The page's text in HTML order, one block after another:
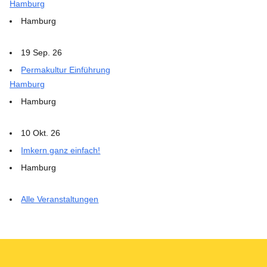
Hamburg
Hamburg
19 Sep. 26
Permakultur Einführung
Hamburg
Hamburg
10 Okt. 26
Imkern ganz einfach!
Hamburg
Alle Veranstaltungen